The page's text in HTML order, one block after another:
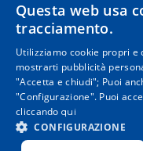
Residenti &
Questa web usa
tracciamento.
Utilizziamo cookie propri
mostrarti pubblicità
"Accetta e chiudi"; Puoi
"Configurazione". Puoi
cliccando qui
CONFIGURAZIONE